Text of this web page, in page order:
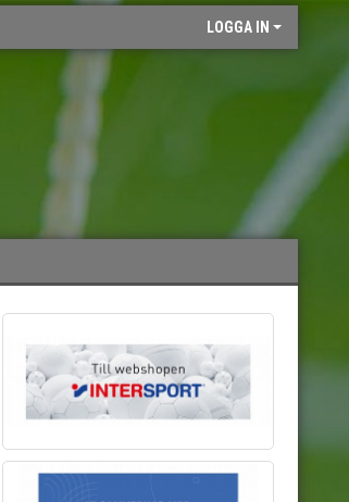
LOGGA IN